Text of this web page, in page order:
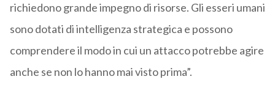
richiedono grande impegno di risorse. Gli esseri umani
sono dotati di intelligenza strategica e possono
comprendere il modo in cui un attacco potrebbe agire
anche se non lo hanno mai visto prima”.